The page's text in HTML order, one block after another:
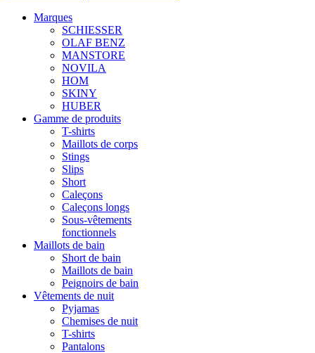
Marques
SCHIESSER
OLAF BENZ
MANSTORE
NOVILA
HOM
SKINY
HUBER
Gamme de produits
T-shirts
Maillots de corps
Stings
Slips
Short
Caleçons
Caleçons longs
Sous-vêtements
fonctionnels
Maillots de bain
Short de bain
Maillots de bain
Peignoirs de bain
Vêtements de nuit
Pyjamas
Chemises de nuit
T-shirts
Pantalons